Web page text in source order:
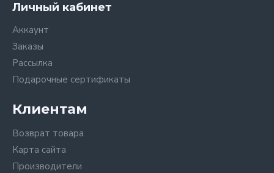
Личный кабинет
Аккаунт
Заказы
Рассылка
Подарочные сертификаты
Клиентам
Возврат товара
Карта сайта
Производители